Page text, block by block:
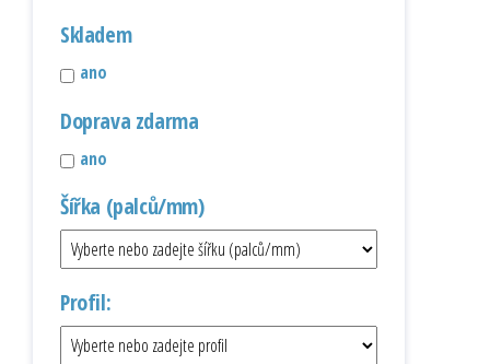
Skladem
ano
Doprava zdarma
ano
Šířka (palců/mm)
Profil: